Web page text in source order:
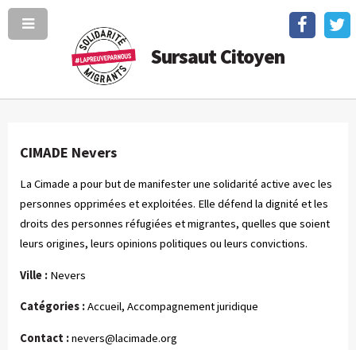
Sursaut Citoyen
CIMADE Nevers
La Cimade a pour but de manifester une solidarité active avec les
personnes opprimées et exploitées. Elle défend la dignité et les
droits des personnes réfugiées et migrantes, quelles que soient
leurs origines, leurs opinions politiques ou leurs convictions.
Ville : Nevers
Catégories :Accueil, Accompagnement juridique
Contact :nevers@lacimade.org